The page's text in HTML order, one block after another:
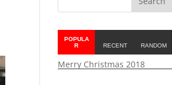
POPULA
R
RECENT RANDOM
Merry Christmas 2018